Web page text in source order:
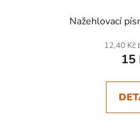
Nažehlovací
12,40 Kč
15